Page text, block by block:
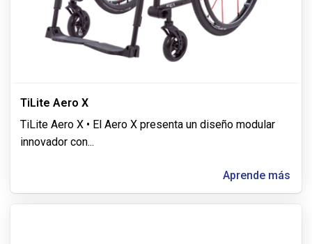
TiLite Aero X
TiLite Aero X • El Aero X presenta un diseño modular
innovador con...
Aprende más